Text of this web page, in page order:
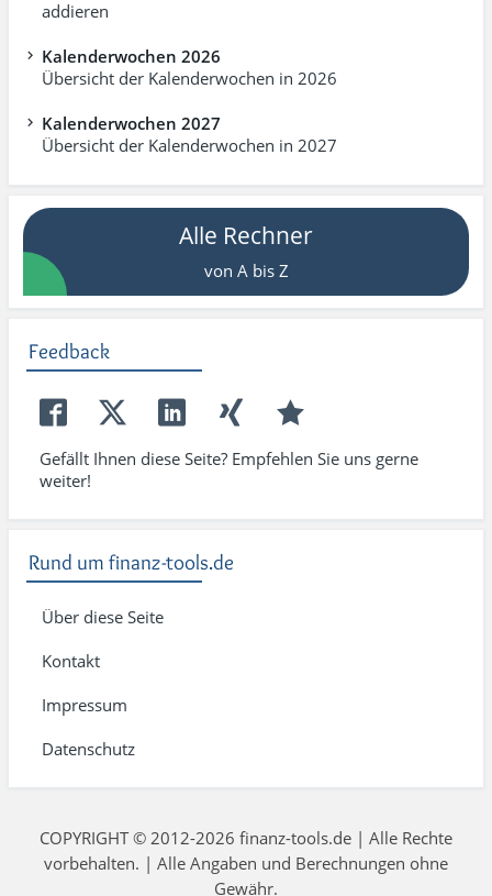
addieren
Kalenderwochen 2026
Übersicht der Kalenderwochen in 2026
Kalenderwochen 2027
Übersicht der Kalenderwochen in 2027
Alle Rechner
von A bis Z
Feedback
Gefällt Ihnen diese Seite? Empfehlen Sie uns gerne
weiter!
Rund um finanz-tools.de
Über diese Seite
Kontakt
Impressum
Datenschutz
COPYRIGHT © 2012-2026 finanz-tools.de | Alle Rechte
vorbehalten. | Alle Angaben und Berechnungen ohne
Gewähr.